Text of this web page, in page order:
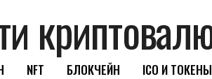
NFT БЛОКЧЕЙН ICO И ТОКЕНЫ